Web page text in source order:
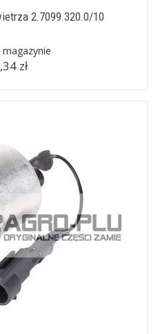
2.7099.320.0/10
magazynie
zł